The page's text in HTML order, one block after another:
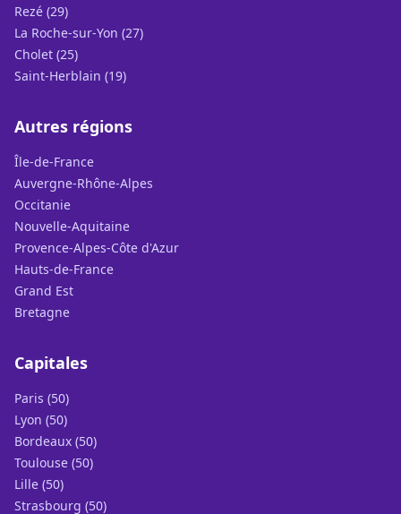
Rezé (29)
La Roche-sur-Yon (27)
Cholet (25)
Saint-Herblain (19)
Autres régions
Île-de-France
Auvergne-Rhône-Alpes
Occitanie
Nouvelle-Aquitaine
Provence-Alpes-Côte d'Azur
Hauts-de-France
Grand Est
Bretagne
Capitales
Paris (50)
Lyon (50)
Bordeaux (50)
Toulouse (50)
Lille (50)
Strasbourg (50)